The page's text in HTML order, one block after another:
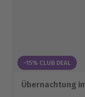
-15% CLUB DEAL
Übernachtung